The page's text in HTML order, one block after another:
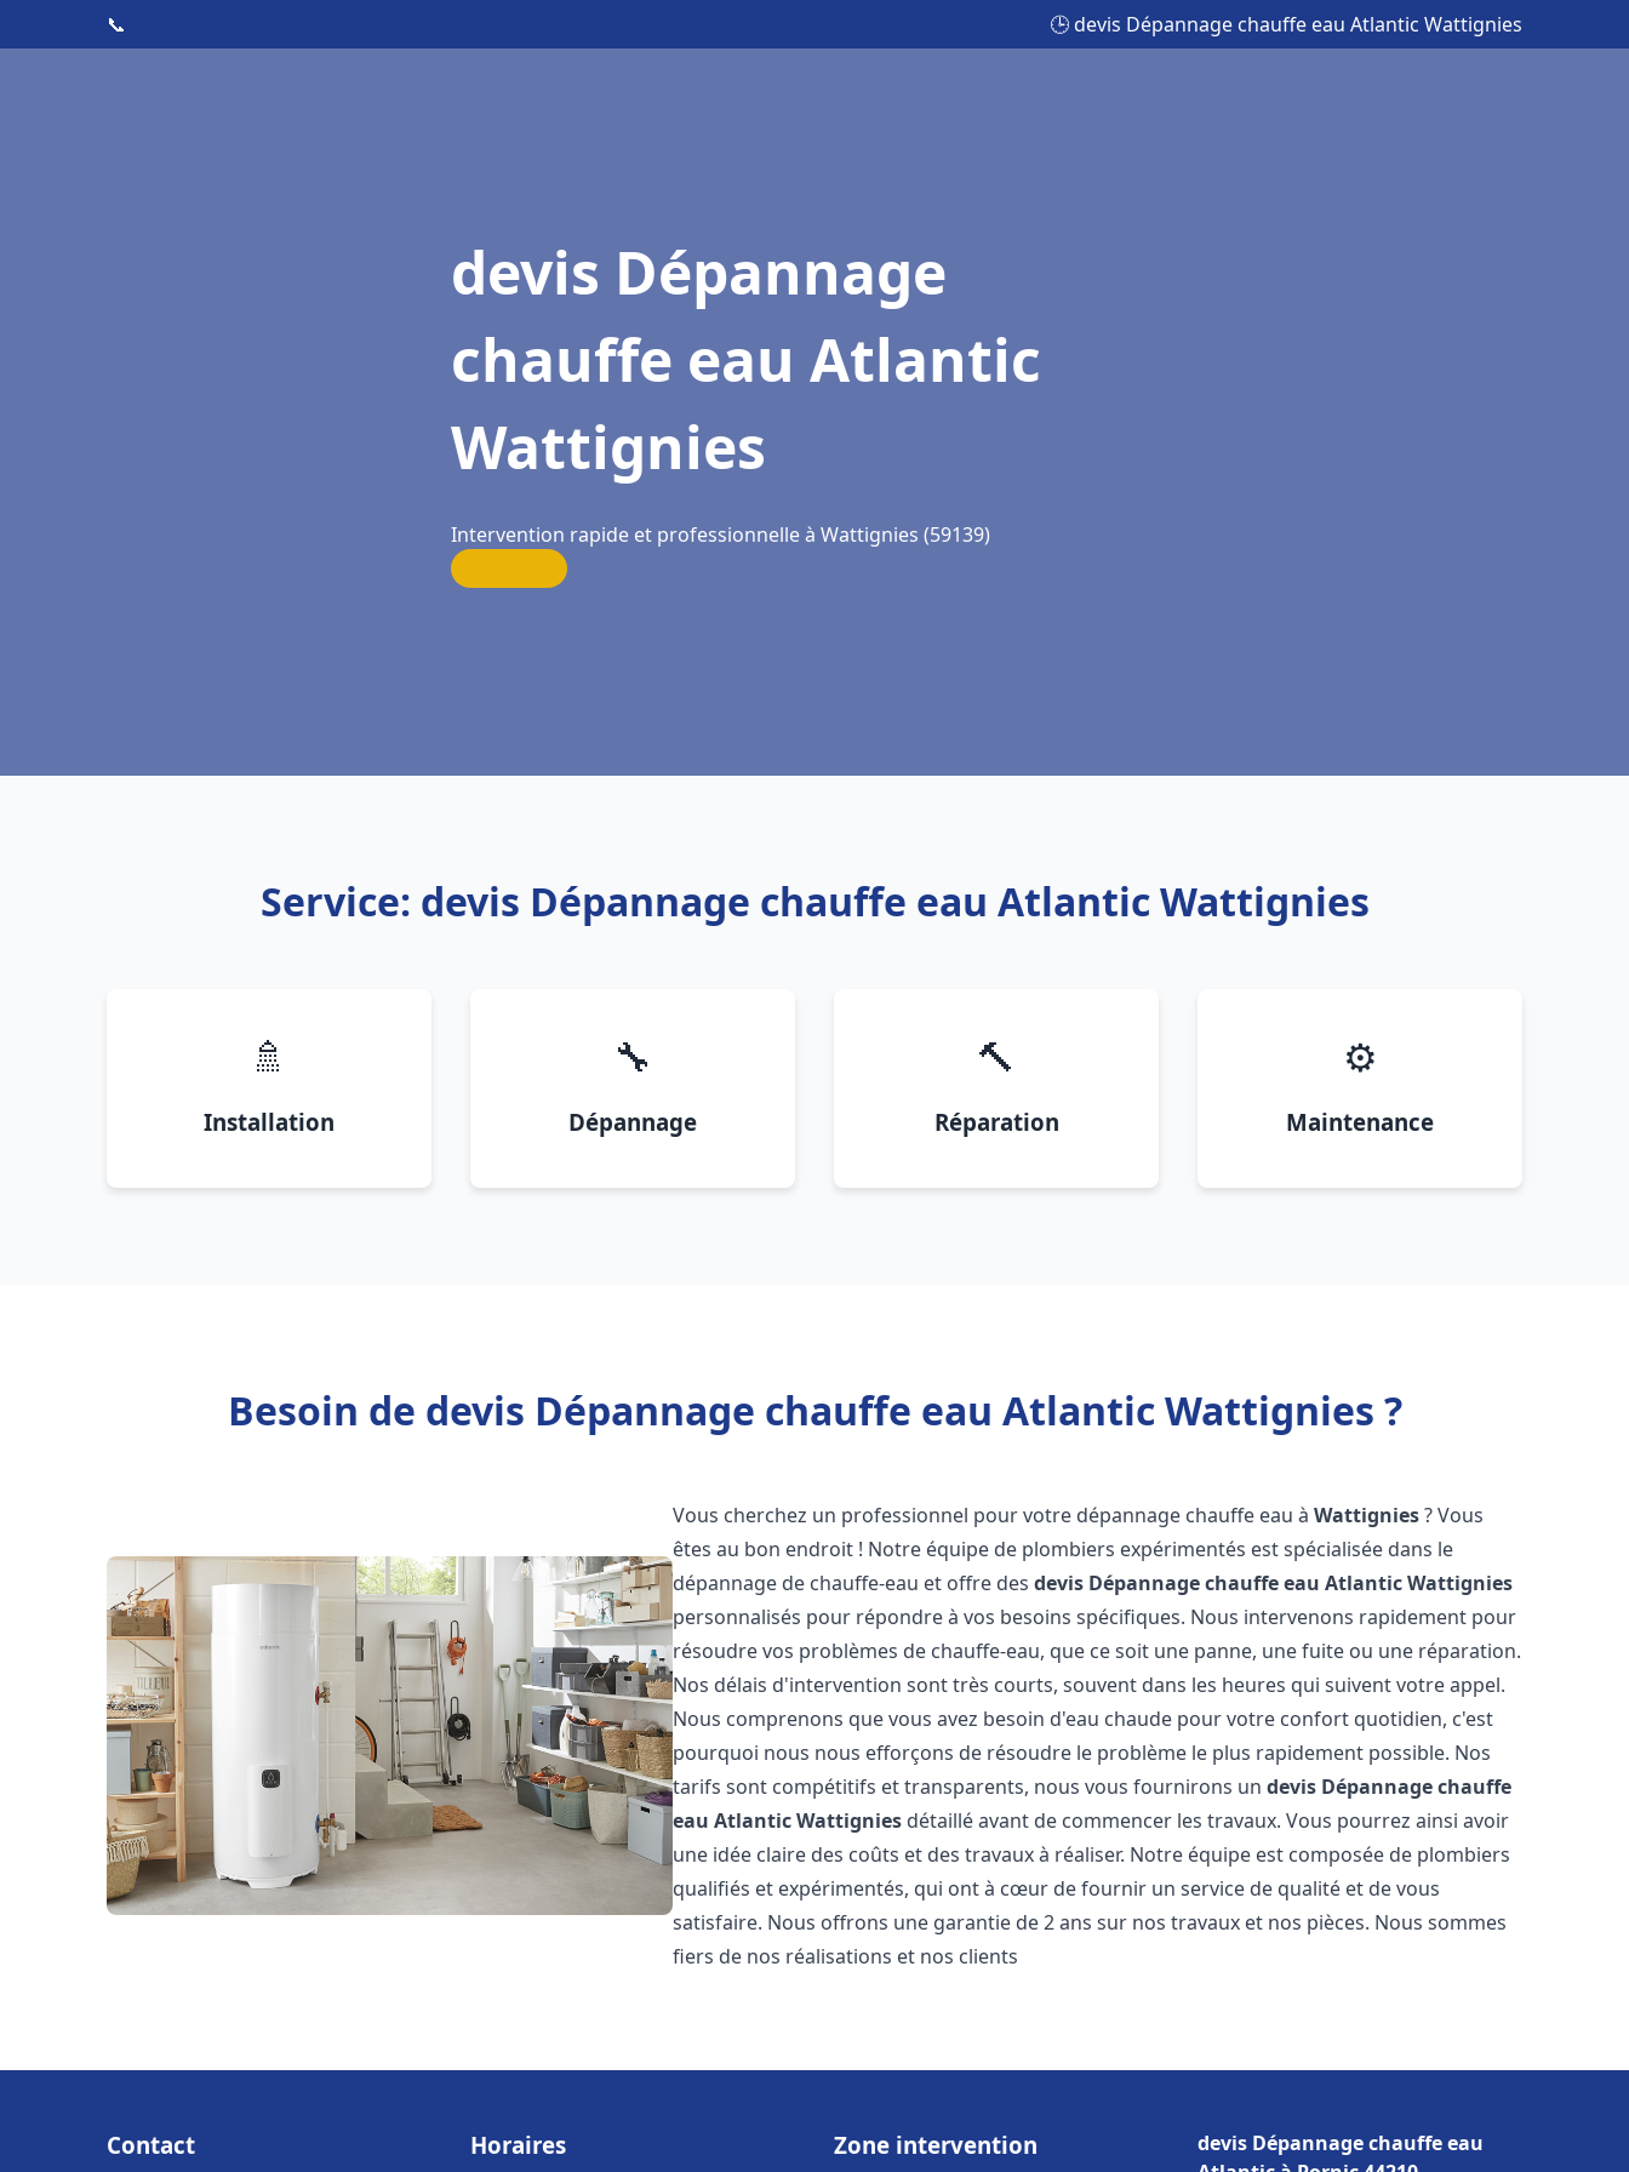
📞 🕒 devis Dépannage chauffe eau Atlantic Wattignies
devis Dépannage
chauffe eau Atlantic
Wattignies
Intervention rapide et professionnelle à Wattignies (59139)
Service: devis Dépannage chauffe eau Atlantic Wattignies
🚿
Installation
🔧
Dépannage
🔨
Réparation
⚙️
Maintenance
Besoin de devis Dépannage chauffe eau Atlantic Wattignies ?
Vous cherchez un professionnel pour votre dépannage chauffe eau àWattignies? Vous
êtes au bon endroit ! Notre équipe de plombiers expérimentés est spécialisée dans le
dépannage de chauffe-eau et offre desdevis Dépannage chauffe eau AtlanticWattignies
personnalisés pour répondre à vos besoins spécifiques. Nous intervenons rapidement pour
résoudre vos problèmes de chauffe-eau, que ce soit une panne, une fuite ou une réparation.
Nos délais d'intervention sont très courts, souvent dans les heures qui suivent votre appel.
Nous comprenons que vous avez besoin d'eau chaude pour votre confort quotidien, c'est
pourquoi nous nous efforçons de résoudre le problème le plus rapidement possible. Nos
tarifs sont compétitifs et transparents, nous vous fournirons undevis Dépannage chauffe
eau AtlanticWattignies détaillé avant de commencer les travaux. Vous pourrez ainsi avoir
une idée claire des coûts et des travaux à réaliser. Notre équipe est composée de plombiers
qualifiés et expérimentés, qui ont à cœur de fournir un service de qualité et de vous
satisfaire. Nous offrons une garantie de 2 ans sur nos travaux et nos pièces. Nous sommes
fiers de nos réalisations et nos clients
Contact Horaires Zone intervention
devis Dépannage chauffe eau